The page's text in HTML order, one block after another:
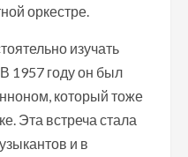
оркестре.
изучать
1957 году он был
который тоже
Эта встреча стала
и в